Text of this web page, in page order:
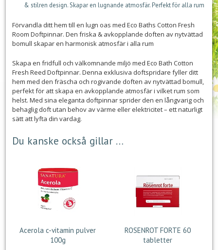
& stilren design. Skapar en lugnande atmosfär. Perfekt för alla rum
Förvandla ditt hem till en lugn oas med Eco Baths Cotton Fresh
Room Doftpinnar. Den friska & avkopplande doften av nytvättad
bomull skapar en harmonisk atmosfär i alla rum
Skapa en fridfull och välkomnande miljö med Eco Bath Cotton
Fresh Reed Doftpinnar. Denna exklusiva doftspridare fyller ditt
hem med den fräscha och rogivande doften av nytvättad bomull,
perfekt för att skapa en avkopplande atmosfär i vilket rum som
helst. Med sina eleganta doftpinnar sprider den en långvarig och
behaglig doft utan behov av värme eller elektricitet – ett naturligt
sätt att lyfta din vardag.
Du kanske också gillar …
Acerola c-vitamin pulver
100g
ROSENROT FORTE 60
tabletter